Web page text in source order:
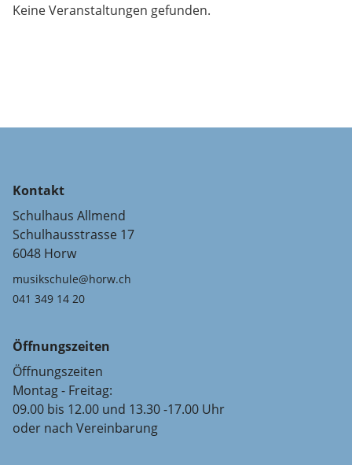
Keine Veranstaltungen gefunden.
Kontakt
Schulhaus Allmend
Schulhausstrasse 17
6048 Horw
musikschule@horw.ch
041 349 14 20
Öffnungszeiten
Öffnungszeiten
Montag - Freitag:
09.00 bis 12.00 und 13.30 -17.00 Uhr
oder nach Vereinbarung